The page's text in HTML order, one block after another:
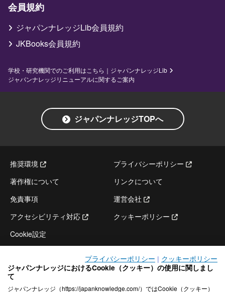
会員規約
ジャパンナレッジLib会員規約
JKBooks会員規約
学校・研究機関でのご利用はこちら｜ジャパンナレッジLib
ジャパンナレッジリニューアルに関するご案内
ジャパンナレッジTOPへ
推奨環境
プライバシーポリシー
著作権について
リンクについて
免責事項
運営会社
アクセシビリティ対応
クッキーポリシー
Cookie設定
プライバシーポリシー | クッキーポリシー
ジャパンナレッジにおけるCookie（クッキー）の使用に関しまし
て
ジャパンナレッジ（https://japanknowledge.com/）ではCookie（クッキー）